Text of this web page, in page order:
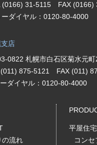
(0166) 31-5115FAX (0166)
ダイヤル： 0120-80-4000
店
0822 札幌市白石区菊水元
875-5121
FAX (011)
ダイヤル： 0120-80-4000
の流れ
平屋住宅
コンセ